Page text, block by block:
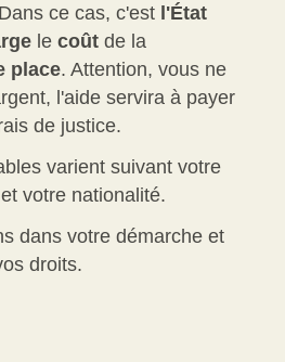
ce cas, c'est l'État
le coût de la
place. Attention, vous ne
l'aide servira à payer
de justice.
varient suivant votre
votre nationalité.
dans votre démarche et
droits.